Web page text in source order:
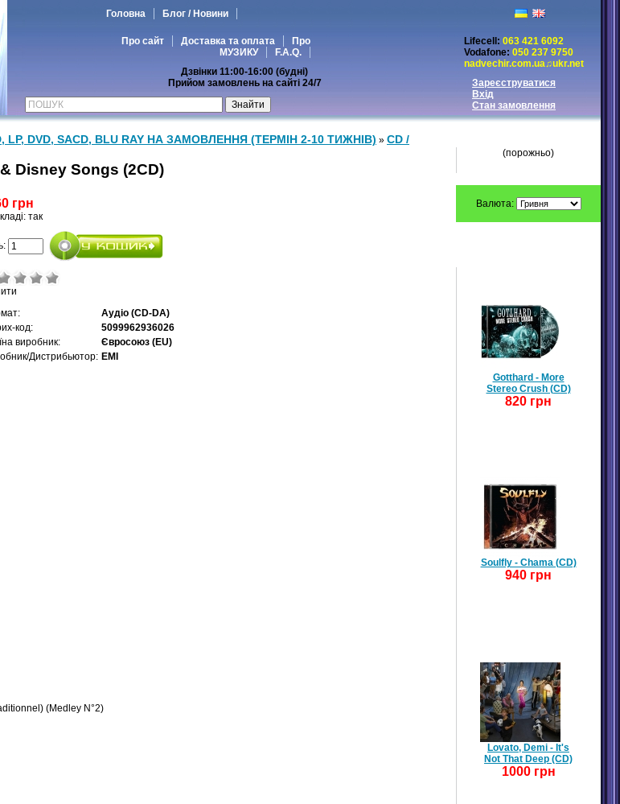
Головна Блог / Новини
Про сайт Доставка та оплата
Про
МУЗИКУ
F.A.Q.
Дзвінки 11:00-16:00 (будні)
Прийом замовлень на сайті 24/7
Lifecell: 063 421 6092
Vodafone: 050 237 9750
nadvechir.com.ua♫ukr.net
Зареєструватися
Вхід
Стан замовлення
LP, DVD, SACD, BLU RAY НА ЗАМОВЛЕННЯ (ТЕРМІН 2-10 ТИЖНІВ) » CD /
Disney Songs (2CD)
грн
так
Аудіо (CD-DA)
код:
5099962936026
виробник:
Євросоюз (EU)
Дистрибьютор: EMI
(Medley N°2)
(порожньо)
Валюта:
Gotthard - More
Stereo Crush (CD)
820 грн
Soulfly - Chama (CD)
940 грн
Lovato, Demi - It's
Not That Deep (CD)
1000 грн